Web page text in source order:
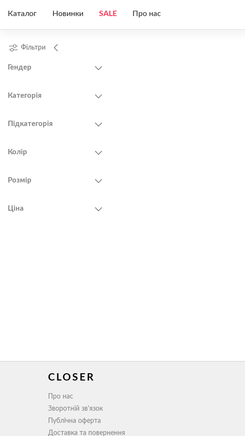
Жіночий
Чоловіче
Жіночі
Каталог Новинки SALE Про нас
Фільтри
Гендер
Категорія
Підкатегорія
Колір
Розмір
Ціна
CLOSER
Про нас
Зворотній зв'язок
Публічна оферта
Доставка та повернення